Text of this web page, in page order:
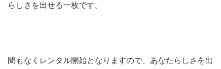
らしさを出せる一枚です。
間もなくレンタル開始となりますので、あなたらしさを出